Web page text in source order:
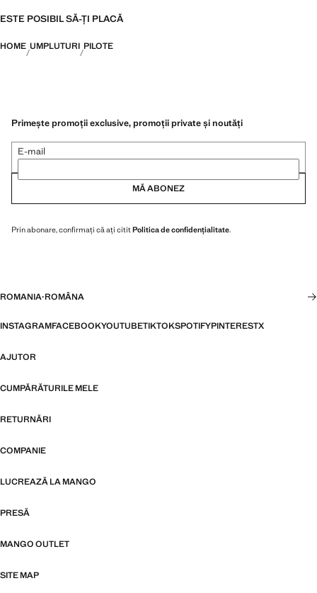
ESTE POSIBIL SĂ-ȚI PLACĂ
HOME UMPLUTURI PILOTE
Primește promoții exclusive, promoții private și noutăți
E-mail
MĂ ABONEZ
Prin abonare, confirmați că ați cititPolitica de confidențialitate.
ROMANIA·ROMÂNA
INSTAGRAMFACEBOOKYOUTUBETIKTOKSPOTIFYPINTERESTX
AJUTOR
CUMPĂRĂTURILE MELE
RETURNĂRI
COMPANIE
LUCREAZĂ LA MANGO
PRESĂ
MANGO OUTLET
SITE MAP